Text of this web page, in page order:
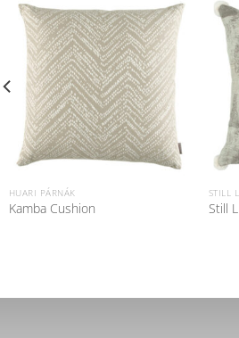
HUARI PÁRNÁK
Kamba Cushion
STILL
Still